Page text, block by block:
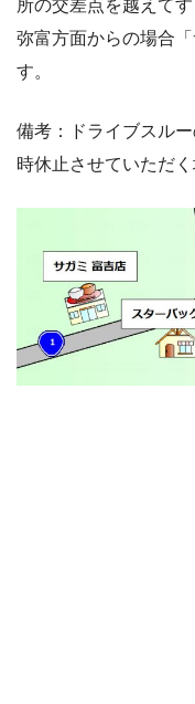
所の交差点を越えてす
弥富方面からの場合
す。
備考：ドライブスル
時休止させていただ